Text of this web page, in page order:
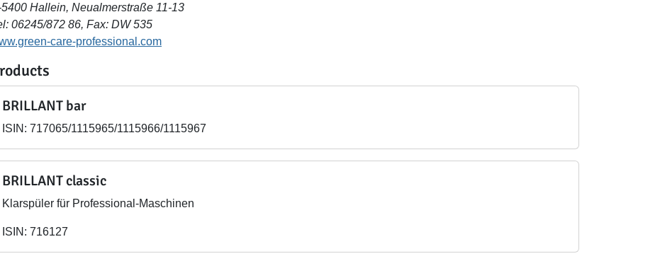
Hallein, Neualmerstraße 11-13
06245/872 86, Fax: DW 535
care-professional.com
BRILLANT bar
ISIN: 717065/1115965/1115966/1115967
BRILLANT classic
Klarspüler für Professional-Maschinen
ISIN: 716127